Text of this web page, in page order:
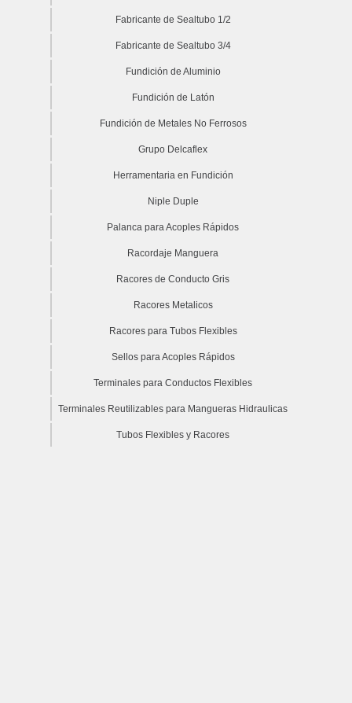
Fabricante de Sealtubo 1/2
Fabricante de Sealtubo 3/4
Fundición de Aluminio
Fundición de Latón
Fundición de Metales No Ferrosos
Grupo Delcaflex
Herramentaria en Fundición
Niple Duple
Palanca para Acoples Rápidos
Racordaje Manguera
Racores de Conducto Gris
Racores Metalicos
Racores para Tubos Flexibles
Sellos para Acoples Rápidos
Terminales para Conductos Flexibles
Terminales Reutilizables para Mangueras Hidraulicas
Tubos Flexibles y Racores